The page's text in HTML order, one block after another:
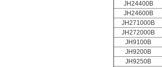
JH24400B
JH24600B
JH271000B
JH272000B
JH9100B
JH9200B
JH9250B